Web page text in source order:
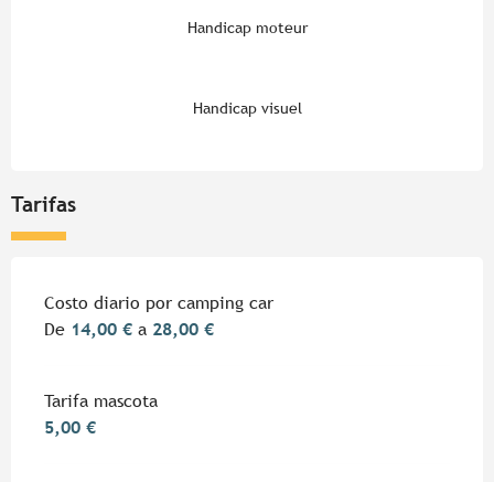
Handicap moteur
Handicap visuel
Tarifas
Tarifas 2026
Costo diario por camping car
De 14,00 € a 28,00 €
Tarifa mascota
5,00 €